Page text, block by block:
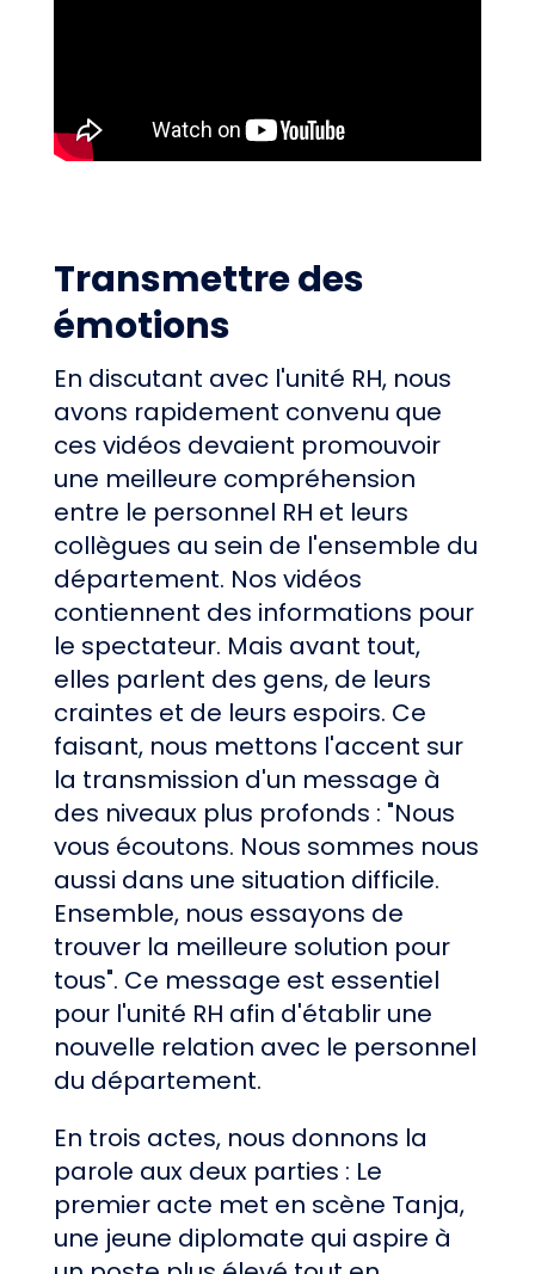
Transmettre des
émotions
En discutant avec l'unité RH, nous
avons rapidement convenu que
ces vidéos devaient promouvoir
une meilleure compréhension
entre le personnel RH et leurs
collègues au sein de l'ensemble du
département. Nos vidéos
contiennent des informations pour
le spectateur. Mais avant tout,
elles parlent des gens, de leurs
craintes et de leurs espoirs. Ce
faisant, nous mettons l'accent sur
la transmission d'un message à
des niveaux plus profonds : "Nous
vous écoutons. Nous sommes nous
aussi dans une situation difficile.
Ensemble, nous essayons de
trouver la meilleure solution pour
tous". Ce message est essentiel
pour l'unité RH afin d'établir une
nouvelle relation avec le personnel
du département.
En trois actes, nous donnons la
parole aux deux parties : Le
premier acte met en scène Tanja,
une jeune diplomate qui aspire à